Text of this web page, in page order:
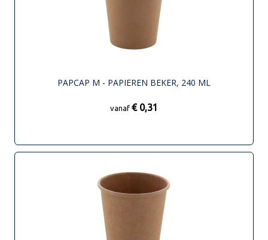
PAPCAP M - PAPIEREN BEKER, 240 ML
vanaf € 0,31